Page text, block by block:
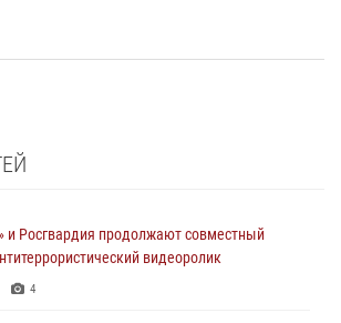
и Росгвардия продолжают совместный
видеоролик
4